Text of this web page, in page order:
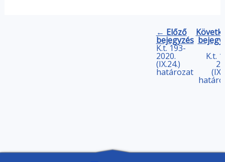
← Előző
bejegyzés
K.t. 193-
2020.
(IX.24.)
határozat
K.t.